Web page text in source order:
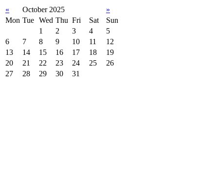
« October 2025
»
Mon Tue Wed Thu Fri Sat
Sun
1
2 3 4
5
6
7 8 9 10 11
12
13
14 15 16 17 18
19
20
21 22 23 24 25
26
27
28 29 30 31